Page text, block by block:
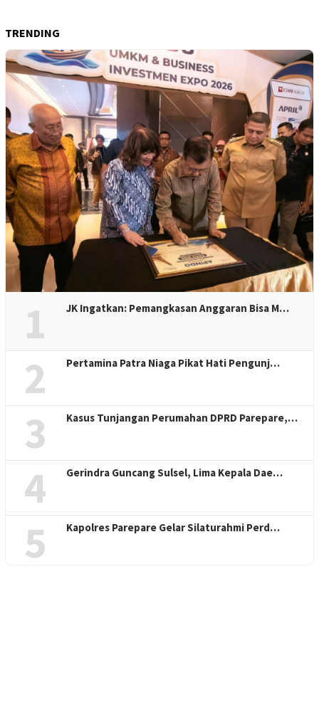
TRENDING
1 JK Ingatkan: Pemangkasan Anggaran Bisa M…
2 Pertamina Patra Niaga Pikat Hati Pengunj…
3 Kasus Tunjangan Perumahan DPRD Parepare,…
4 Gerindra Guncang Sulsel, Lima Kepala Dae…
5 Kapolres Parepare Gelar Silaturahmi Perd…